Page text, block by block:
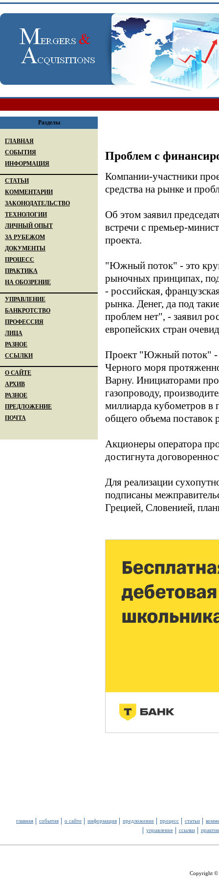
Разделы
ГЛАВНАЯ
СОБЫТИЯ
ИНФОРМАЦИЯ
СТАТЬИ
КОММЕНТАРИИ
ЗАКОНОДАТЕЛЬСТВО
ТЕХНОЛОГИИ
ЛИЧНЫЙ ОПЫТ
ЗА РУБЕЖОМ
ДОКУМЕНТЫ
ПРОЦЕСС
ПРАКТИКА
НА ОБОЗРЕНИЕ
УПРАВЛЕНИЕ
БАНКРОТСТВО
ПРОФЕССИЯ
ЛИЦА
РАЗНОЕ
ССЫЛКИ
О САЙТЕ
АРХИВ
РАЗНОЕ
ПРЕДЛОЖЕНИЕ
ПОЧТА
Проблем с
Компании-участники
средства на рынке и
Об этом заявил
встречи с премьер-
проекта.
"Южный поток" - это
рыночных принципах,
- российская,
рынка. Денег, да под
проблем нет", - заявил
европейских стран
Проект "Южный поток" -
Черного моря
Варну. Инициаторами
газопроводу,
миллиарда кубометров в
общего объема поставок
Акционеры оператора
достигнута
Для реализации
подписаны
Грецией, Словенией,
главная события о сайте информация предложение процесс статьи
управление
ссылки
Copyright ©